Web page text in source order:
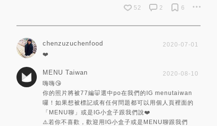
52 2 6
chenzuzuchenfood
2020-07-01
❤️
MENU Taiwan
2020-08-10
嗨嗨😘
你的照片將被77編🐷選中po在我們的IG menutaiwan
囉！如果想被標記或有任何問題都可以用個人頁裡面的
「MENU聊」或是IG小盒子跟我們說❤️
⚠️若你不喜歡，歡迎用IG小盒子或是MENU聊跟我們